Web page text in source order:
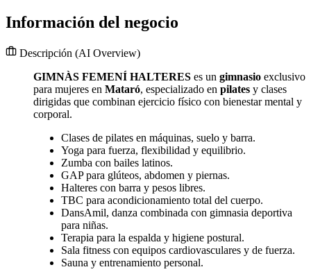
Información del negocio
Descripción (AI Overview)
GIMNÀS FEMENÍ HALTERES es un gimnasio exclusivo
para mujeres en Mataró, especializado en pilates y clases
dirigidas que combinan ejercicio físico con bienestar mental y
corporal.
Clases de pilates en máquinas, suelo y barra.
Yoga para fuerza, flexibilidad y equilibrio.
Zumba con bailes latinos.
GAP para glúteos, abdomen y piernas.
Halteres con barra y pesos libres.
TBC para acondicionamiento total del cuerpo.
DansAmil, danza combinada con gimnasia deportiva
para niñas.
Terapia para la espalda y higiene postural.
Sala fitness con equipos cardiovasculares y de fuerza.
Sauna y entrenamiento personal.